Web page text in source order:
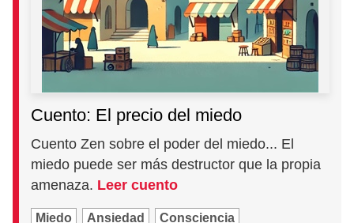
Cuento: El precio del miedo
Cuento Zen sobre el poder del miedo... El
miedo puede ser más destructor que la propia
amenaza. Leer cuento
Miedo Ansiedad Consciencia